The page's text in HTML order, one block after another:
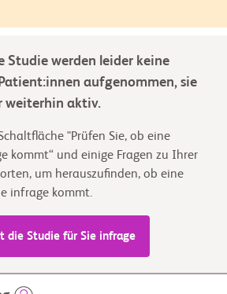
Studie werden leider keine
aufgenommen, sie
weiterhin aktiv.
"Prüfen Sie, ob eine
kommt“ und einige Fragen zu Ihrer
um herauszufinden, ob eine
infrage kommt.
die Studie für Sie infrage